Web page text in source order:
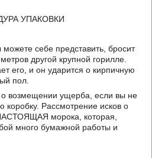
УПАКОВКИ
себе представить, бросит
другой крупной горилле.
его, и он ударится о кирпичную
пол.
о возмещении ущерба, если вы не
коробку. Рассмотрение исков о
морока, которая,
много бумажной работы и